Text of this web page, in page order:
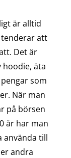
är alltid
att
Det är
hoodie, äta
som
När man
på börsen
år har man
använda till
andra